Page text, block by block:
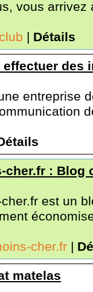
vous arrivez
| Détails
effectuer des
entreprise
cher.fr :
est un
cher.fr |
matelas